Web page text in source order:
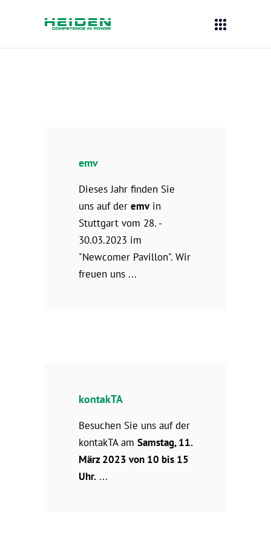
emv
Dieses Jahr finden Sie
uns auf der emvin
Stuttgart vom 28. -
30.03.2023 im
"Newcomer Pavillon". Wir
freuen uns
kontakTA
Besuchen Sie uns auf der
kontakTA am Samstag, 11.
März 2023 von 10 bis 15
Uhr.